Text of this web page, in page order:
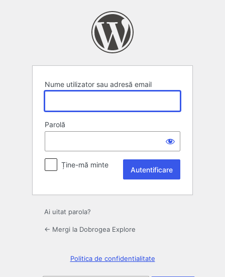
Nume utilizator sau adresă email
Parolă
Ține-mă minte
Ai uitat parola?
← Mergi la Dobrogea Explore
Politica de confidentialitate